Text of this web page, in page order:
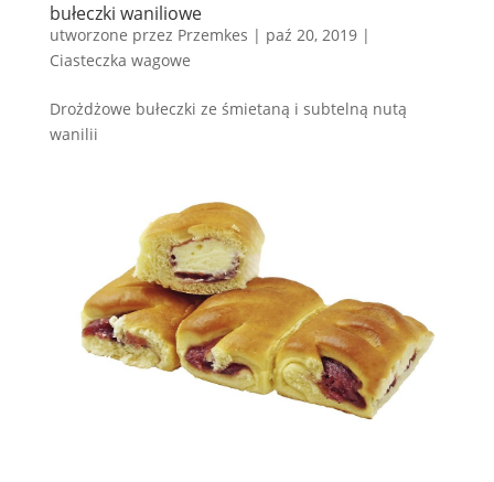
bułeczki waniliowe
utworzone przez Przemkes | paź 20, 2019|
Ciasteczka wagowe
Drożdżowe bułeczki ze śmietaną i subtelną nutą
wanilii